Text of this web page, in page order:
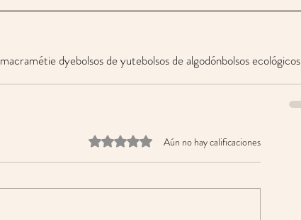
macramétie dyebolsos de yutebolsos de algodónbolsos ecológicos
Obtuvo 0 de 5 estrellas.Aún no hay calificaciones